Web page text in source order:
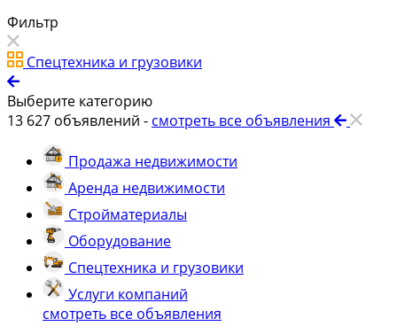
Фильтр
Спецтехника и грузовики
Выберите категорию
13 627 объявлений - смотреть все объявления
Продажа недвижимости
Аренда недвижимости
Стройматериалы
Оборудование
Спецтехника и грузовики
Услуги компаний
смотреть все объявления